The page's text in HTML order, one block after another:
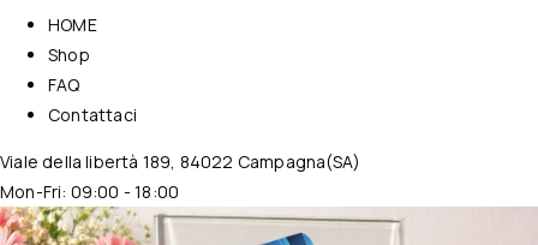
HOME
Shop
FAQ
Contattaci
Viale della libertà 189, 84022 Campagna(SA)
Mon-Fri: 09:00 - 18:00